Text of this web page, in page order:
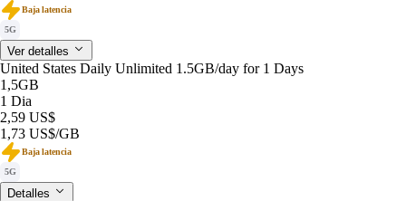
Baja latencia
5G
Ver detalles
United States Daily Unlimited 1.5GB/day for 1 Days
1,5GB
1 Dia
2,59 US$
1,73 US$/GB
Baja latencia
5G
Detalles